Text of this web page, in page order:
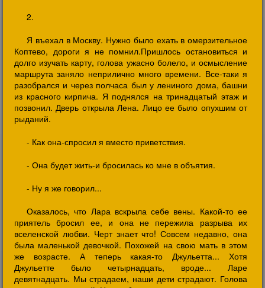
2.
Я въехал в Москву. Нужно было ехать в омерзительное
Коптево, дороги я не помнил.Пришлось остановиться и
долго изучать карту, голова ужасно болело, и осмысление
маршрута заняло неприлично много времени. Все-таки я
разобрался и через полчаса был у лениного дома, башни
из красного кирпича. Я поднялся на тринадцатый этаж и
позвонил. Дверь открыла Лена. Лицо ее было опухшим от
рыданий.
- Как она-спросил я вместо приветствия.
- Она будет жить-и бросилась ко мне в объятия.
- Ну я же говорил...
Оказалось, что Лара вскрыла себе вены. Какой-то ее
приятель бросил ее, и она не пережила разрыва их
вселенской любви. Черт знает что! Совсем недавно, она
была маленькой девочкой. Похожей на свою мать в этом
же возрасте. А теперь какая-то Джульетта... Хотя
Джульетте было четырнадцать, вроде... Ларе
девятнадцать. Мы страдаем, наши дети страдают. Голова